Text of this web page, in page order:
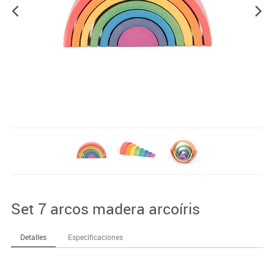
Set 7 arcos madera arcoíris
Detalles Especificaciones